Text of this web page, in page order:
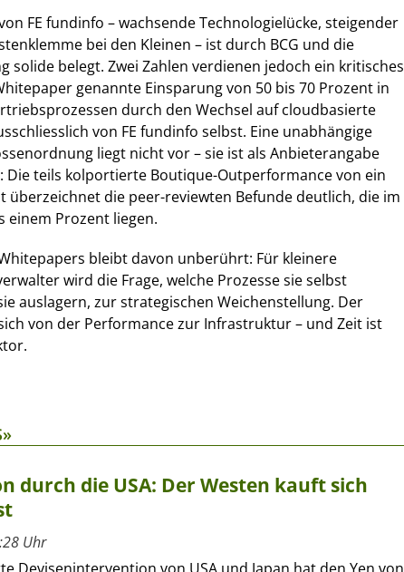
FE fundinfo – wachsende Technologielücke, steigender
bei den Kleinen – ist durch BCG und die
solide belegt. Zwei Zahlen verdienen jedoch ein kritisches
genannte Einsparung von 50 bis 70 Prozent in
durch den Wechsel auf cloudbasierte
von FE fundinfo selbst. Eine unabhängige
liegt nicht vor – sie ist als Anbieterangabe
Die teils kolportierte Boutique-Outperformance von ein
überzeichnet die peer-reviewten Befunde deutlich, die im
einem Prozent liegen.
bleibt davon unberührt: Für kleinere
wird die Frage, welche Prozesse sie selbst
auslagern, zur strategischen Weichenstellung. Der
von der Performance zur Infrastruktur – und Zeit ist
durch die USA: Der Westen kauft sich
Uhr